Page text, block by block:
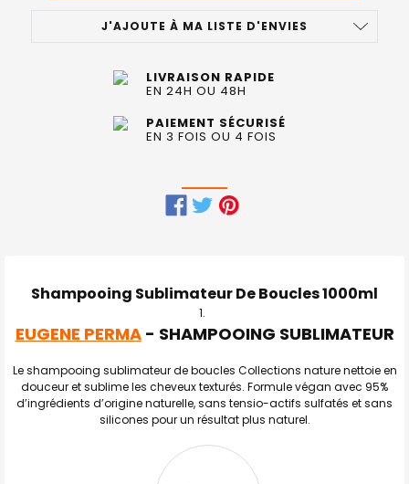
J'AJOUTE À MA LISTE D'ENVIES
LIVRAISON RAPIDE
EN 24H OU 48H
PAIEMENT SÉCURISÉ
EN 3 FOIS OU 4 FOIS
ENSEMBLE
J'AJOUTE
LA
SÉLECTION
Shampooing Sublimateur De Boucles 1000ml
EUGENE PERMA- SHAMPOOING SUBLIMATEUR
Leshampooing sublimateur de boucles Collections naturenettoie en
douceur et sublime les cheveux texturés. Formule végan avec 95%
d’ingrédients d’origine naturelle, sans tensio-actifs sulfatés et sans
silicones pour un résultat plus naturel.